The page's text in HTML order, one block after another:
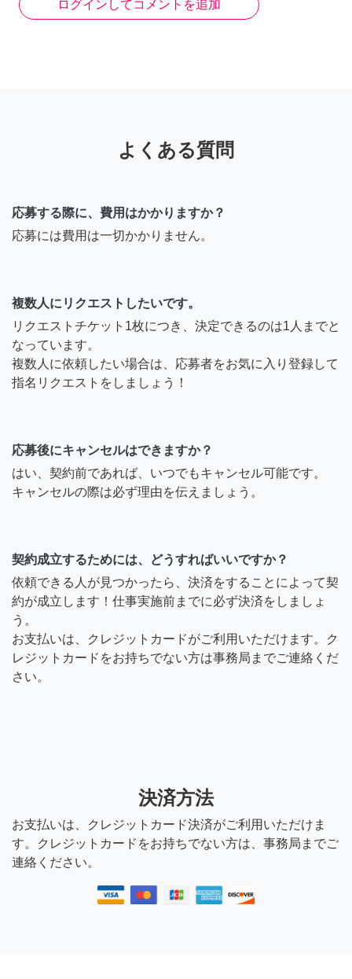
ログインしてコメントを追加
よくある質問
応募する際に、費用はかかりますか？
応募には費用は一切かかりません。
複数人にリクエストしたいです。
リクエストチケット1枚につき、決定できるのは1人までと
なっています。
複数人に依頼したい場合は、応募者をお気に入り登録して
指名リクエストをしましょう！
応募後にキャンセルはできますか？
はい、契約前であれば、いつでもキャンセル可能です。
キャンセルの際は必ず理由を伝えましょう。
契約成立するためには、どうすればいいですか？
依頼できる人が見つかったら、決済をすることによって契
約が成立します！仕事実施前までに必ず決済をしましょ
う。
お支払いは、クレジットカードがご利用いただけます。ク
レジットカードをお持ちでない方は事務局までご連絡くだ
さい。
決済方法
お支払いは、クレジットカード決済がご利用いただけま
す。クレジットカードをお持ちでない方は、事務局までご
連絡ください。